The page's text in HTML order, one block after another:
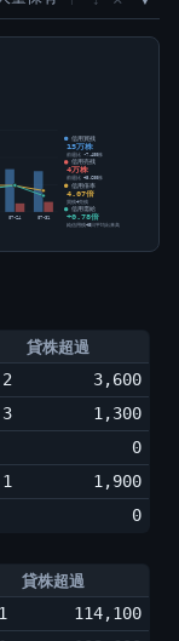
07-24 07-31
信用買残
15万株
前週比 -7,400株
信用売残
4万株
前週比 +5,600株
信用倍率
4.07倍
買残÷売残
信用需給
+0.78倍
純信用残÷5日平均出来高
貸株超過
2
3,600
3
1,300
0
1
1,900
0
貸株超過
1
114,100